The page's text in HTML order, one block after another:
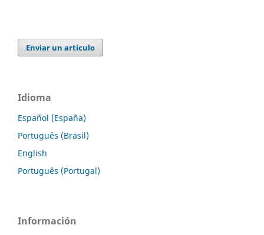
Enviar un artículo
Idioma
Español (España)
Português (Brasil)
English
Português (Portugal)
Información